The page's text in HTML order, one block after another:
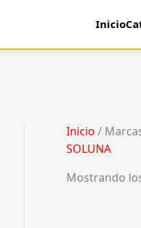
Inicio
Inicio /
SOLUNA
Mostrando